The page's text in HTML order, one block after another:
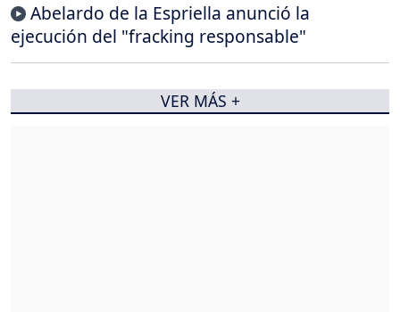
Abelardo de la Espriella anunció la
ejecución del "fracking responsable"
VER MÁS +